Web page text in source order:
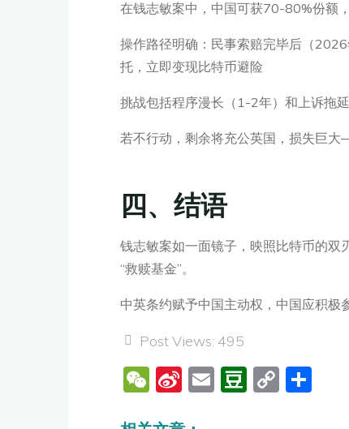
在钱志敏案中，中国可获70-80%份额
操作路径明确：民事索赔完毕后（
托，立即变现比特币避险
挑战包括程序漫长（1-2年）和上诉拖
若不行动，剩余将充公英国，损失巨
四、结语
钱志敏案如一面镜子，映照比特币的双
“救赎基金”。
中英条约赋予中国主动权，中国应积极
Post Views: 495
W Si E
D C